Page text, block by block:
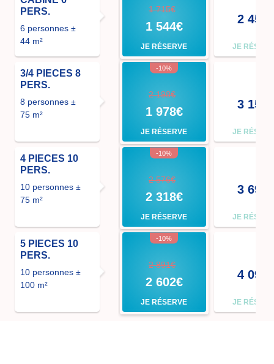
PERS.
6 personnes ±
44 m²
3/4 PIECES 8
PERS.
8 personnes ±
75 m²
4 PIECES 10
PERS.
10 personnes ±
75 m²
5 PIECES 10
PERS.
10 personnes ±
100 m²
1 715€
1 544€
JE RÉSERVE
-10%
2 198€
1 978€
JE RÉSERVE
-10%
2 576€
2 318€
JE RÉSERVE
-10%
2 891€
2 602€
JE RÉSERVE
2 450€
JE
3 150€
JE
3 696€
JE
4 095€
JE